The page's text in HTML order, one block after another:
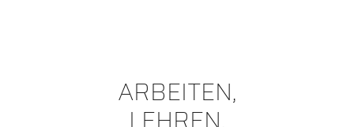
ARBEITEN,